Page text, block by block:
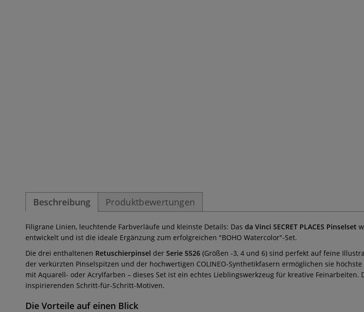
Beschreibung Produktbewertungen
Filigrane Linien, leuchtende Farbverläufe und kleinste Details: Das da Vinci SECRET PLACES Pinselset
entwickelt und ist die ideale Ergänzung zum erfolgreichen "BOHO Watercolor"-Set.
Die drei enthaltenen Retuschierpinsel der Serie 5526 (Größen -3, 4 und 6) sind perfekt auf feine
der verkürzten Pinselspitzen und der hochwertigen COLINEO-Synthetikfasern ermöglichen sie
mit Aquarell- oder Acrylfarben – dieses Set ist ein echtes Lieblingswerkzeug für kreative
inspirierenden Schritt-für-Schritt-Motiven.
Die Vorteile auf einen Blick